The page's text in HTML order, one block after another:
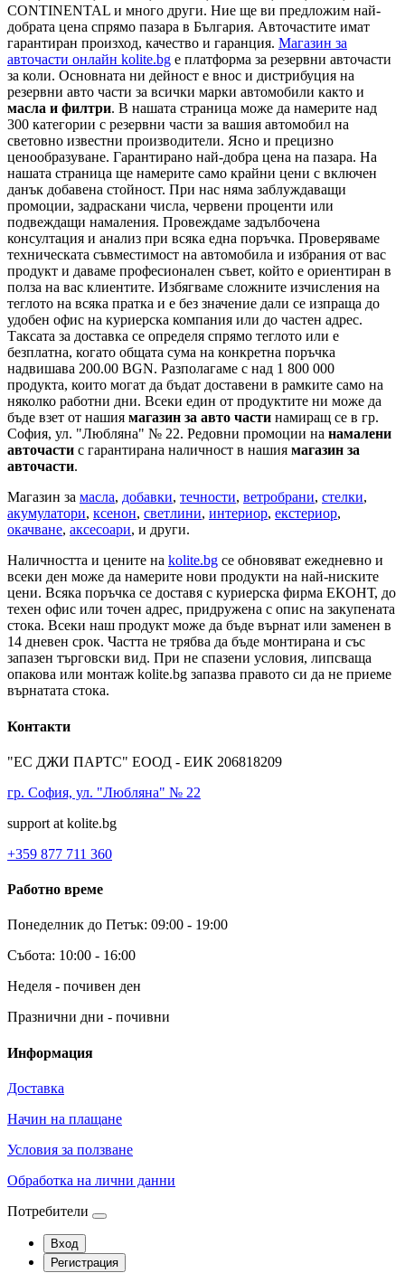
CONTINENTAL и много други. Ние ще ви предложим най-
добрата цена спрямо пазара в България. Авточастите имат
гарантиран произход, качество и гаранция. Магазин за
авточасти онлайн kolite.bg е платформа за резервни авточасти
за коли. Основната ни дейност е внос и дистрибуция на
резервни авто части за всички марки автомобили както и
масла и филтри. В нашата страница може да намерите над
300 категории с резервни части за вашия автомобил на
световно известни производители. Ясно и прецизно
ценообразуване. Гарантирано най-добра цена на пазара. На
нашата страница ще намерите само крайни цени с включен
данък добавена стойност. При нас няма заблуждаващи
промоции, задраскани числа, червени проценти или
подвеждащи намаления. Провеждаме задълбочена
консултация и анализ при всяка една поръчка. Проверяваме
техническата съвместимост на автомобила и избрания от вас
продукт и даваме професионален съвет, който е ориентиран в
полза на вас клиентите. Избягваме сложните изчисления на
теглото на всяка пратка и е без значение дали се изпраща до
удобен офис на куриерска компания или до частен адрес.
Таксата за доставка се определя спрямо теглото или е
безплатна, когато общата сума на конкретна поръчка
надвишава 200.00 BGN. Разполагаме с над 1 800 000
продукта, които могат да бъдат доставени в рамките само на
няколко работни дни. Всеки един от продуктите ни може да
бъде взет от нашия магазин за авто части намиращ се в гр.
София, ул. "Любляна" № 22. Редовни промоции на намалени
авточасти с гарантирана наличност в нашия магазин за
авточасти.
Магазин за масла, добавки, течности, ветробрани, стелки,
акумулатори, ксенон, светлини, интериор, екстериор,
окачване, аксесоари, и други.
Наличността и цените на kolite.bg се обновяват ежедневно и
всеки ден може да намерите нови продукти на най-ниските
цени. Всяка поръчка се доставя с куриерска фирма ЕКОНТ, до
техен офис или точен адрес, придружена с опис на закупената
стока. Всеки наш продукт може да бъде върнат или заменен в
14 дневен срок. Частта не трябва да бъде монтирана и със
запазен търговски вид. При не спазени условия, липсваща
опакова или монтаж kolite.bg запазва правото си да не приеме
върнатата стока.
Контакти
"ЕС ДЖИ ПАРТС" ЕООД - ЕИК 206818209
гр. София, ул. "Любляна" № 22
support at kolite.bg
+359 877 711 360
Работно време
Понеделник до Петък: 09:00 - 19:00
Събота: 10:00 - 16:00
Неделя - почивен ден
Празнични дни - почивни
Информация
Доставка
Начин на плащане
Условия за ползване
Обработка на лични данни
Потребители
Вход
Регистрация